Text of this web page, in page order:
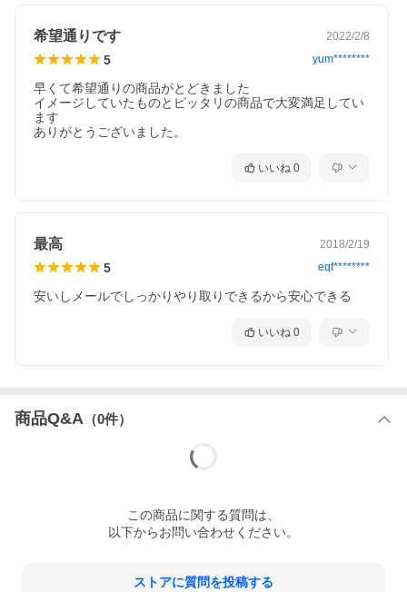
希望通りです 2022/2/8
5 yum********
早くて希望通りの商品がとどきました
イメージしていたものとピッタリの商品で大変満足してい
ます
いいね 0
最高 2018/2/19
5 eqf********
安いしメールでしっかりやり取りできるから安心できる
いいね 0
商品Q&A （0件）
この商品に関する質問は、
以下からお問い合わせください。
ストアに質問を投稿する